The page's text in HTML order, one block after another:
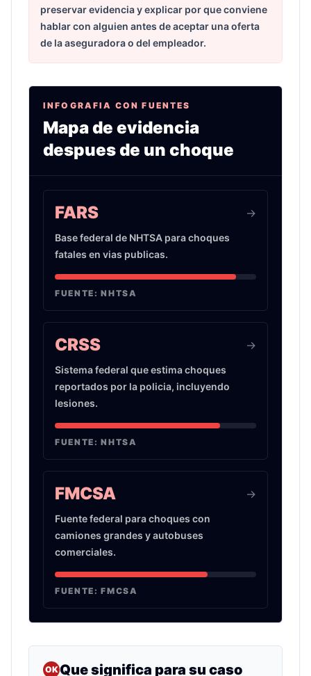
preservar evidencia y explicar por que conviene
hablar con alguien antes de aceptar una oferta
de la aseguradora o del empleador.
INFOGRAFIA CON FUENTES
Mapa de evidencia
despues de un choque
FARS
Base federal de NHTSA para choques
fatales en vias publicas.
->
FUENTE:NHTSA
CRSS
Sistema federal que estima choques
reportados por la policia, incluyendo
lesiones.
->
FUENTE:NHTSA
FMCSA
Fuente federal para choques con
camiones grandes y autobuses
comerciales.
->
FUENTE:FMCSA
OKQue significa para su caso